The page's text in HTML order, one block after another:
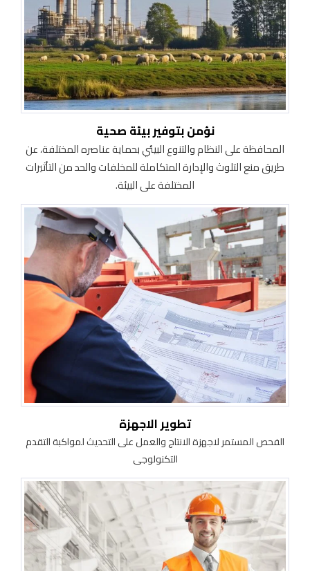
نؤمن بتوفير بيئة صحية
المحافظة على النظام والتنوع البيئي بحماية عناصره المختلفة، عن
طريق منع التلوث والإدارة المتكاملة للمخلفات والحد من التأثيرات
المختلفة على البيئة.
تطوير الاجهزة
الفحص المستمر لاجهزة الانتاج والعمل على التحديث لمواكبة التقدم
التكنولوجى